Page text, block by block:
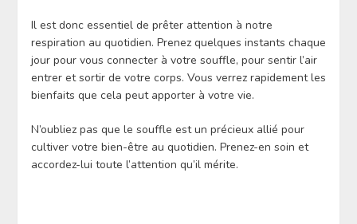
Il est donc essentiel de prêter attention à notre
respiration au quotidien. Prenez quelques instants chaque
jour pour vous connecter à votre souffle, pour sentir l’air
entrer et sortir de votre corps. Vous verrez rapidement les
bienfaits que cela peut apporter à votre vie.
N’oubliez pas que le souffle est un précieux allié pour
cultiver votre bien-être au quotidien. Prenez-en soin et
accordez-lui toute l’attention qu’il mérite.